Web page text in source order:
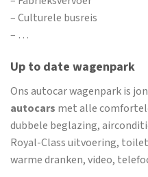
– Culturele busreis
– …
Up to date wagenpark
Ons autocar wagenpark is
autocars met alle
dubbele beglazing,
Royal-Class uitvoering,
warme dranken, video,